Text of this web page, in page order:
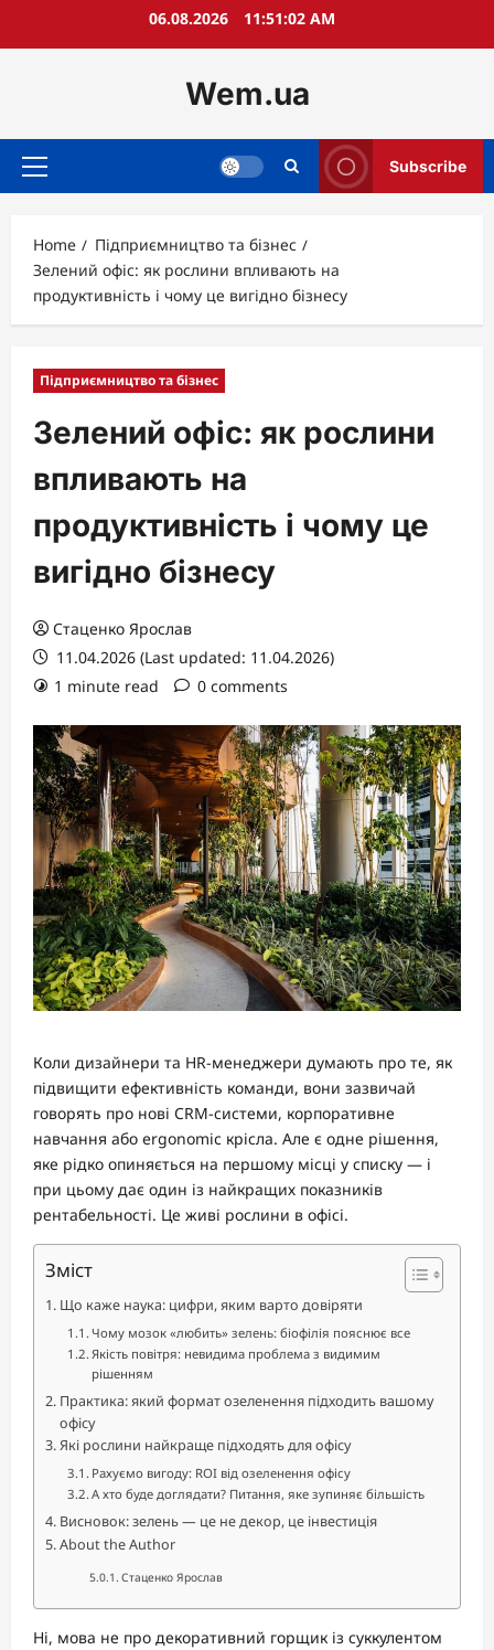
06.08.2026 11:51:03 AM
Wem.ua
Primary
Subscribe
Home
Підприємництво та бізнес
Зелений офіс: як рослини впливають на
продуктивність і чому це вигідно бізнесу
Підприємництво та бізнес
Зелений офіс: як рослини
впливають на
продуктивність і чому це
вигідно бізнесу
Стаценко Ярослав
11.04.2026 (Last updated: 11.04.2026)
1 minute read
0 comments
Коли дизайнери та HR-менеджери думають про те, як
підвищити ефективність команди, вони зазвичай
говорять про нові CRM-системи, корпоративне
навчання або ergonomic крісла. Але є одне рішення,
яке рідко опиняється на першому місці у списку — і
при цьому дає один із найкращих показників
рентабельності. Це живі рослини в офісі.
Зміст
Що каже наука: цифри, яким варто довіряти
Чому мозок «любить» зелень: біофілія пояснює все
Якість повітря: невидима проблема з видимим
рішенням
Практика: який формат озеленення підходить вашому
офісу
Які рослини найкраще підходять для офісу
Рахуємо вигоду: ROI від озеленення офісу
А хто буде доглядати? Питання, яке зупиняє більшість
Висновок: зелень — це не декор, це інвестиція
About the Author
Стаценко Ярослав
Ні, мова не про декоративний горщик із суккулентом